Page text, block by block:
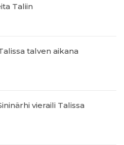
Taliin
talven aikana
vieraili Talissa